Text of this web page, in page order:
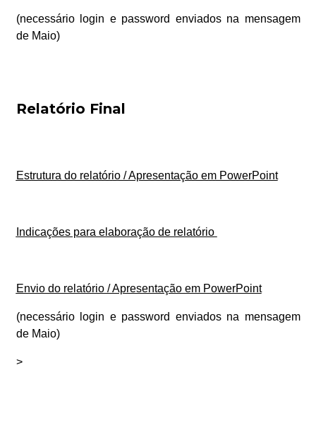
(necessário login e password enviados na mensagem
de Maio)
Relatório Final
Estrutura do relatório / Apresentação em PowerPoint
Indicações para elaboração de relatório
Envio do relatório / Apresentação em PowerPoint
(necessário login e password enviados na mensagem
de Maio)
>